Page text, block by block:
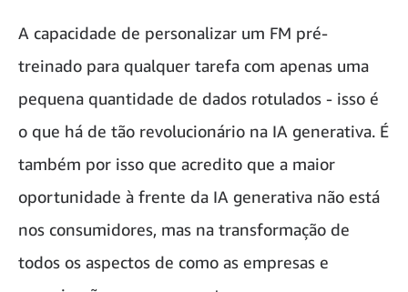
A capacidade de personalizar um FM pré-
treinado para qualquer tarefa com apenas uma
pequena quantidade de dados rotulados - isso é
o que há de tão revolucionário na IA generativa. É
também por isso que acredito que a maior
oportunidade à frente da IA generativa não está
nos consumidores, mas na transformação de
todos os aspectos de como as empresas e